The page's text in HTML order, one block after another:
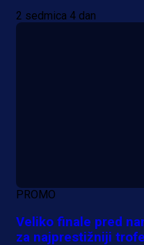
2 sedmica 4 dan
PROMO
Veliko finale pred
za najprestižniji